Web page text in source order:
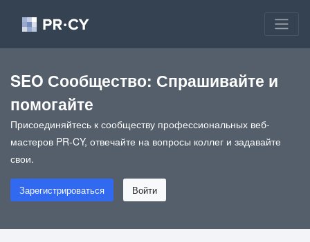
SEO Сообщество: Спрашивайте и
помогайте
Присоединяйтесь к сообществу профессиональных веб-
мастеров PR-CY, отвечайте на вопросы коллег и задавайте
свои.
Зарегистрироваться Войти